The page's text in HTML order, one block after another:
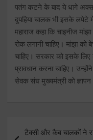
पतंग कटने के बाद ये धागे
दुपहिया चालक भी इसके
महाराज कहा कि चाइनीज
रोक लगानी चाहिए। मांझा को
चाहिए। सरकार को इसके
प्रावधान करना चाहिए।
सेवक संघ मुख्यमंत्री को ज्ञापन
टैक्सी और कैब चालकों ने